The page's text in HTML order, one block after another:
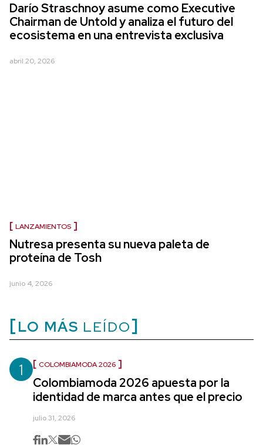
Darío Straschnoy asume como Executive
Chairman de Untold y analiza el futuro del
ecosistema en una entrevista exclusiva
abril 20, 2026
LANZAMIENTOS
Nutresa presenta su nueva paleta de
proteína de Tosh
junio 4, 2026
LO MÁS LEÍDO
1 COLOMBIAMODA 2026
Colombiamoda 2026 apuesta por la
identidad de marca antes que el precio
julio 31, 2026